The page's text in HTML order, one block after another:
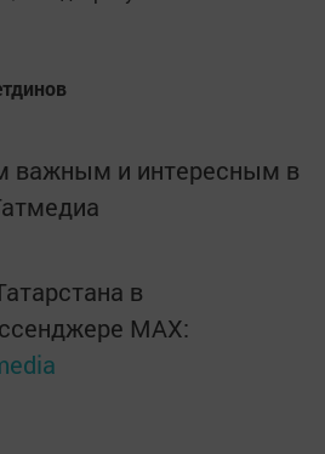
важным и интересным в
в
MАХ: